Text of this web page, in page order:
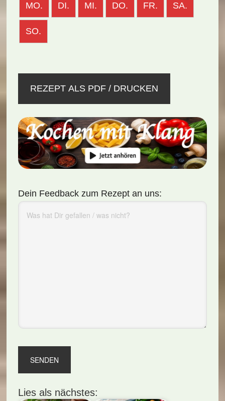
MO. DI. MI. DO. FR. SA.
SO.
REZEPT ALS PDF / DRUCKEN
Dein Feedback zum Rezept an uns:
Lies als nächstes: